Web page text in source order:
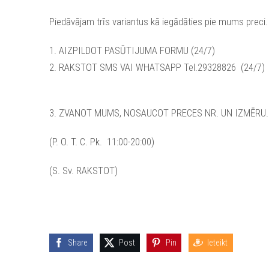
Piedāvājam trīs variantus kā iegādāties pie mums preci.
1. AIZPILDOT PASŪTIJUMA FORMU (24/7)
2. RAKSTOT SMS VAI WHATSAPP Tel.29328826 (24/7)
3. ZVANOT MUMS, NOSAUCOT PRECES NR. UN
(P. O. T. C. Pk. 11:00-20:00)
(S. Sv. RAKSTOT)
Share Post Pin Ieteikt